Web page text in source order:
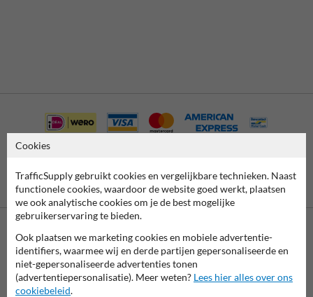
Vooruitbetaling
per bank
Betaling achteraf
is mogelijk
Neem contact met ons op
Wij zijn op werkdagen (van 8.00 tot 17.00) te bereiken op 011
495 473.
Vragen? Stuur een e-mail naar
Cookies
TrafficSupply gebruikt cookies en vergelijkbare technieken. Naast
functionele cookies, waardoor de website goed werkt, plaatsen
we ook analytische cookies om je de best mogelijke
gebruikerservaring te bieden.
Ook plaatsen we marketing cookies en mobiele advertentie-
identifiers, waarmee wij en derde partijen gepersonaliseerde en
niet-gepersonaliseerde advertenties tonen
(advertentiepersonalisatie). Meer weten? Lees hier alles over ons
cookiebeleid.